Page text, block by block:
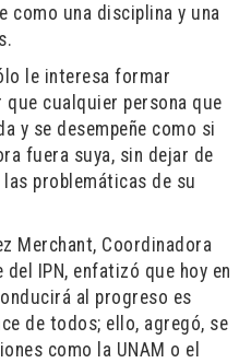
como una disciplina y una
le interesa formar
cualquier persona que
y se desempeñe como si
fuera suya, sin dejar de
problemáticas de su
Merchant, Coordinadora
IPN, enfatizó que hoy en
al progreso es
de todos; ello, agregó, se
como la UNAM o el